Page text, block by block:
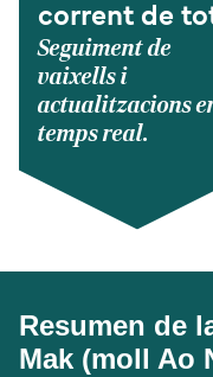
corrent de
Seguiment de
vaixells i
actualitzacions
temps real.
Resumen de
Mak (moll Ao